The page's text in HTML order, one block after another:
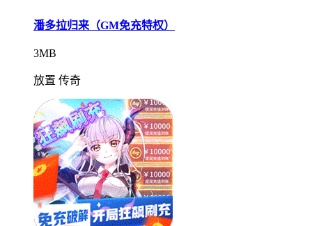
潘多拉归来（GM免充特权）
3MB
放置 传奇